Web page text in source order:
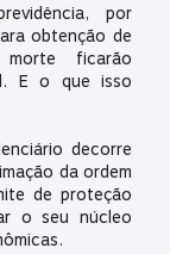
por
obtenção de
ficarão
E o que isso
decorre
da ordem
de proteção
o seu núcleo